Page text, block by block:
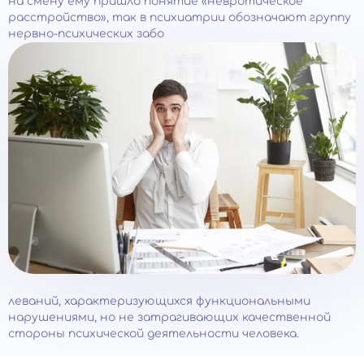
расстройство», так в психиатрии обозначают группу
нервно-психических забо
леваний, характеризующихся функциональными
нарушениями, но не затрагивающих качественной
стороны психической деятельности человека.